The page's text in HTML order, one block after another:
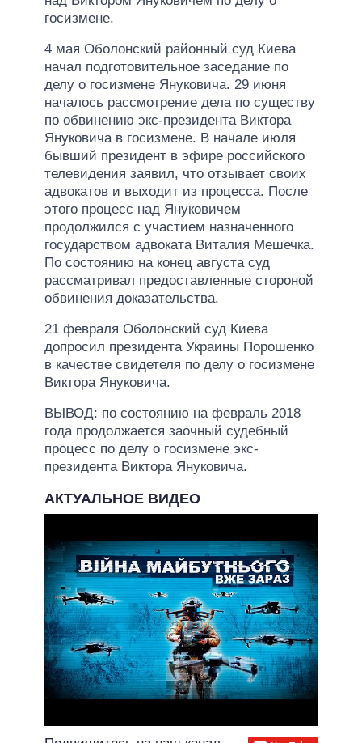
госизмене.
4 мая Оболонский районный суд Киева
начал подготовительное заседание по
делу о госизмене Януковича. 29 июня
началось рассмотрение дела по существу
по обвинению экс-президента Виктора
Януковича в госизмене. В начале июля
бывший президент в эфире российского
телевидения заявил, что отзывает своих
адвокатов и выходит из процесса. После
этого процесс над Януковичем
продолжился с участием назначенного
государством адвоката Виталия Мешечка.
По состоянию на конец августа суд
рассматривал предоставленные стороной
обвинения доказательства.
21 февраля Оболонский суд Киева
допросил президента Украины Порошенко
в качестве свидетеля по делу о госизмене
Виктора Януковича.
ВЫВОД: по состоянию на февраль 2018
года продолжается заочный судебный
процесс по делу о госизмене экс-
президента Виктора Януковича.
АКТУАЛЬНОЕ ВИДЕО